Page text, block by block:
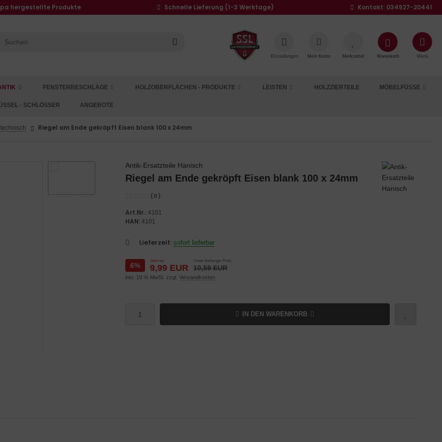
hergestellte Produkte Schnelle Lieferung (1-3 Werktage) Kontakt: 034927-20441
Einstellungen Mein Konto Merkzettel Warenkorb Menü
FENSTERBESCHLÄGE HOLZOBERFLÄCHEN - PRODUKTE LEISTEN HOLZZIERTEILE MÖBELFÜSSE
- SCHLÖSSER ANGEBOTE
Riegel am Ende gekröpft Eisen blank 100 x 24mm
Antik-Ersatzteile Hanisch
Riegel am Ende gekröpft Eisen blank 100 x 24mm
(0)
Art.Nr.: 4101
HAN: 4101
Lieferzeit: sofort lieferbar
Jetzt nur
9,99 EUR
Unser bisheriger Preis
10,59 EUR
6%
inkl. 19 % MwSt. zzgl. Versandkosten
IN DEN WARENKORB